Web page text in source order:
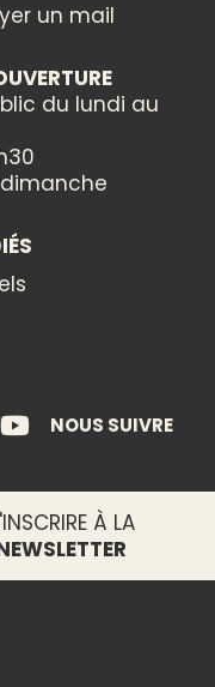
un mail
du lundi au
NOUS SUIVRE
À LA